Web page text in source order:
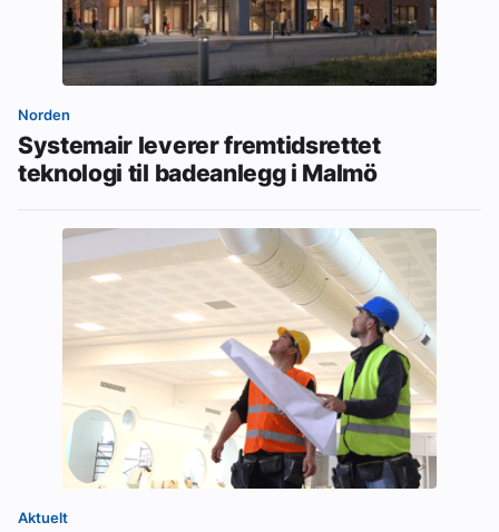
Norden
Systemair leverer fremtidsrettet
teknologi til badeanlegg i Malmö
Aktuelt